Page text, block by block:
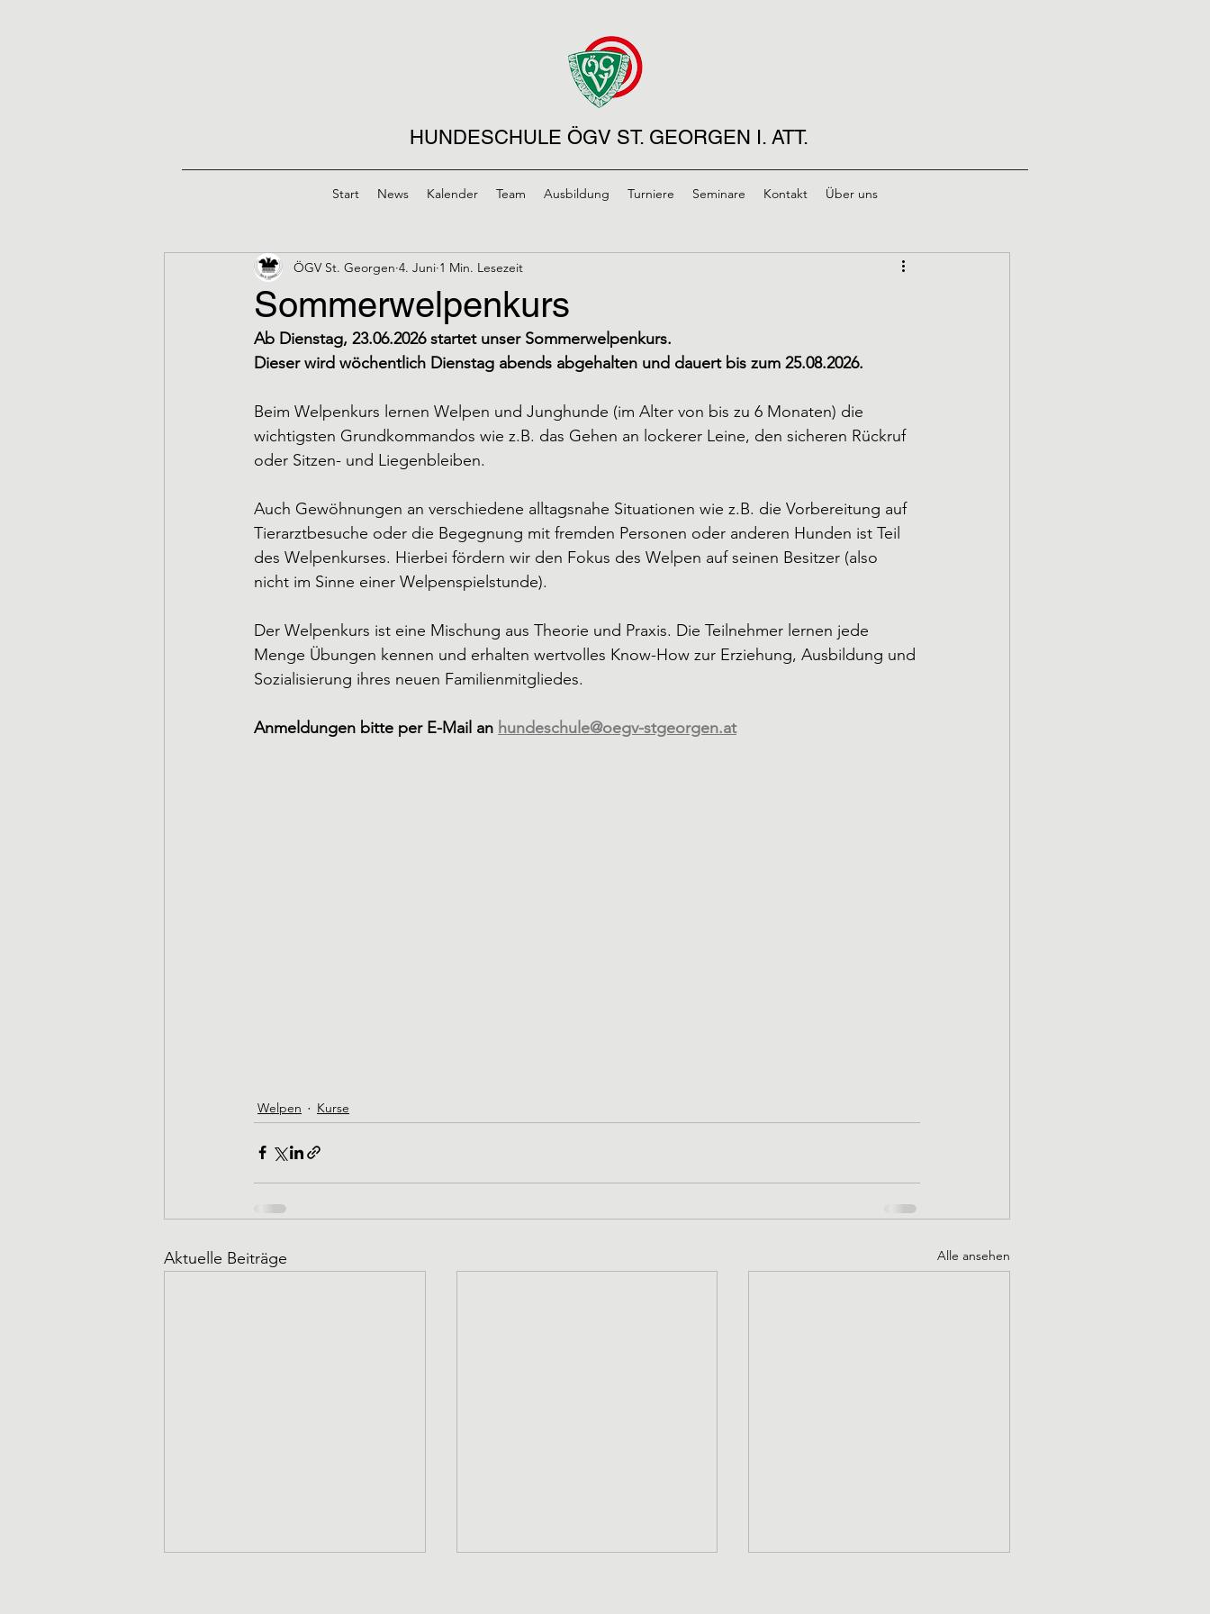
HUNDESCHULE ÖGV ST. GEORGEN I. ATT.
Start News Kalender Team Ausbildung Turniere Seminare Kontakt Über uns
Sommerwelpenkurs
ÖGV St. Georgen 4. Juni 1 Min. Lesezeit
Ab Dienstag, 23.06.2026 startet unser Sommerwelpenkurs.
Dieser wird wöchentlich Dienstag abends abgehalten und dauert bis zum 25.08.2026.
Beim Welpenkurs lernen Welpen und Junghunde (im Alter von bis zu 6 Monaten) die
wichtigsten Grundkommandos wie z.B. das Gehen an lockerer Leine, den sicheren Rückruf
oder Sitzen- und Liegenbleiben.
Auch Gewöhnungen an verschiedene alltagsnahe Situationen wie z.B. die Vorbereitung auf
Tierarztbesuche oder die Begegnung mit fremden Personen oder anderen Hunden ist Teil
des Welpenkurses. Hierbei fördern wir den Fokus des Welpen auf seinen Besitzer (also
nicht im Sinne einer Welpenspielstunde).
Der Welpenkurs ist eine Mischung aus Theorie und Praxis. Die Teilnehmer lernen jede
Menge Übungen kennen und erhalten wertvolles Know-How zur Erziehung, Ausbildung und
Sozialisierung ihres neuen Familienmitgliedes.
Anmeldungen bitte per E-Mail an hundeschule@oegv-stgeorgen.at
Welpen Kurse
Aktuelle Beiträge Alle ansehen